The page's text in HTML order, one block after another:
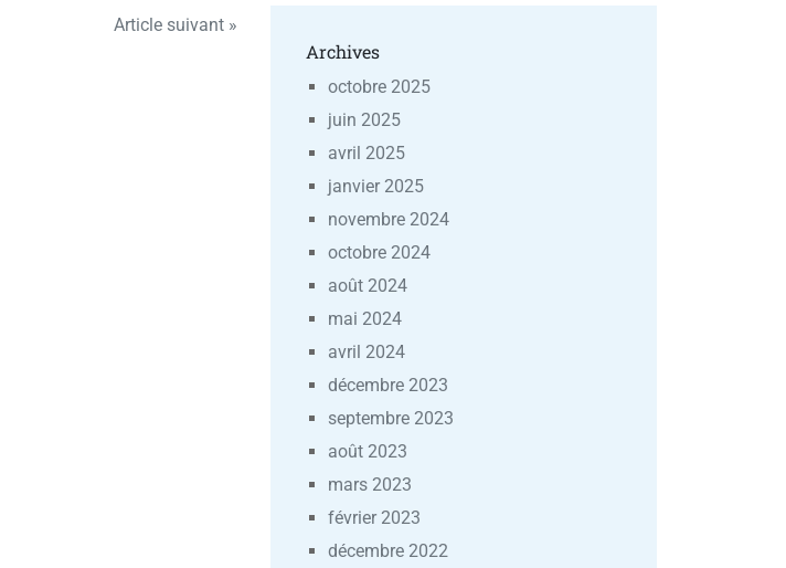
Article suivant »
Archives
octobre 2025
juin 2025
avril 2025
janvier 2025
novembre 2024
octobre 2024
août 2024
mai 2024
avril 2024
décembre 2023
septembre 2023
août 2023
mars 2023
février 2023
décembre 2022